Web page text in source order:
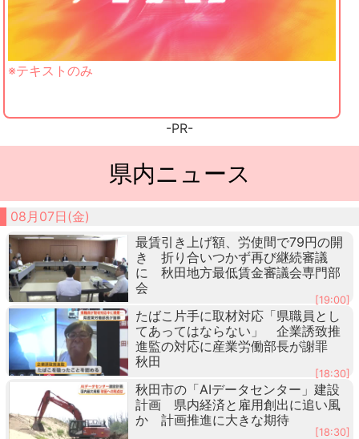
※テキストのみ
-PR-
県内ニュース
08月07日(金)
最賃引き上げ額、労使間で79円の開
き 折り合いつかず再び継続審議
に 秋田地方最低賃金審議会専門部
会
[19:00]
たばこ片手に取材対応「県職員とし
てあってはならない」 企業誘致推
進監の対応に産業労働部長が謝罪
秋田
[18:30]
秋田市の「AIデータセンター」建設
計画 県内経済と雇用創出に追い風
か 計画推進に大きな期待
[18:30]